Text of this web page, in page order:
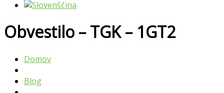
Obvestilo – TGK – 1GT2
Domov
Blog